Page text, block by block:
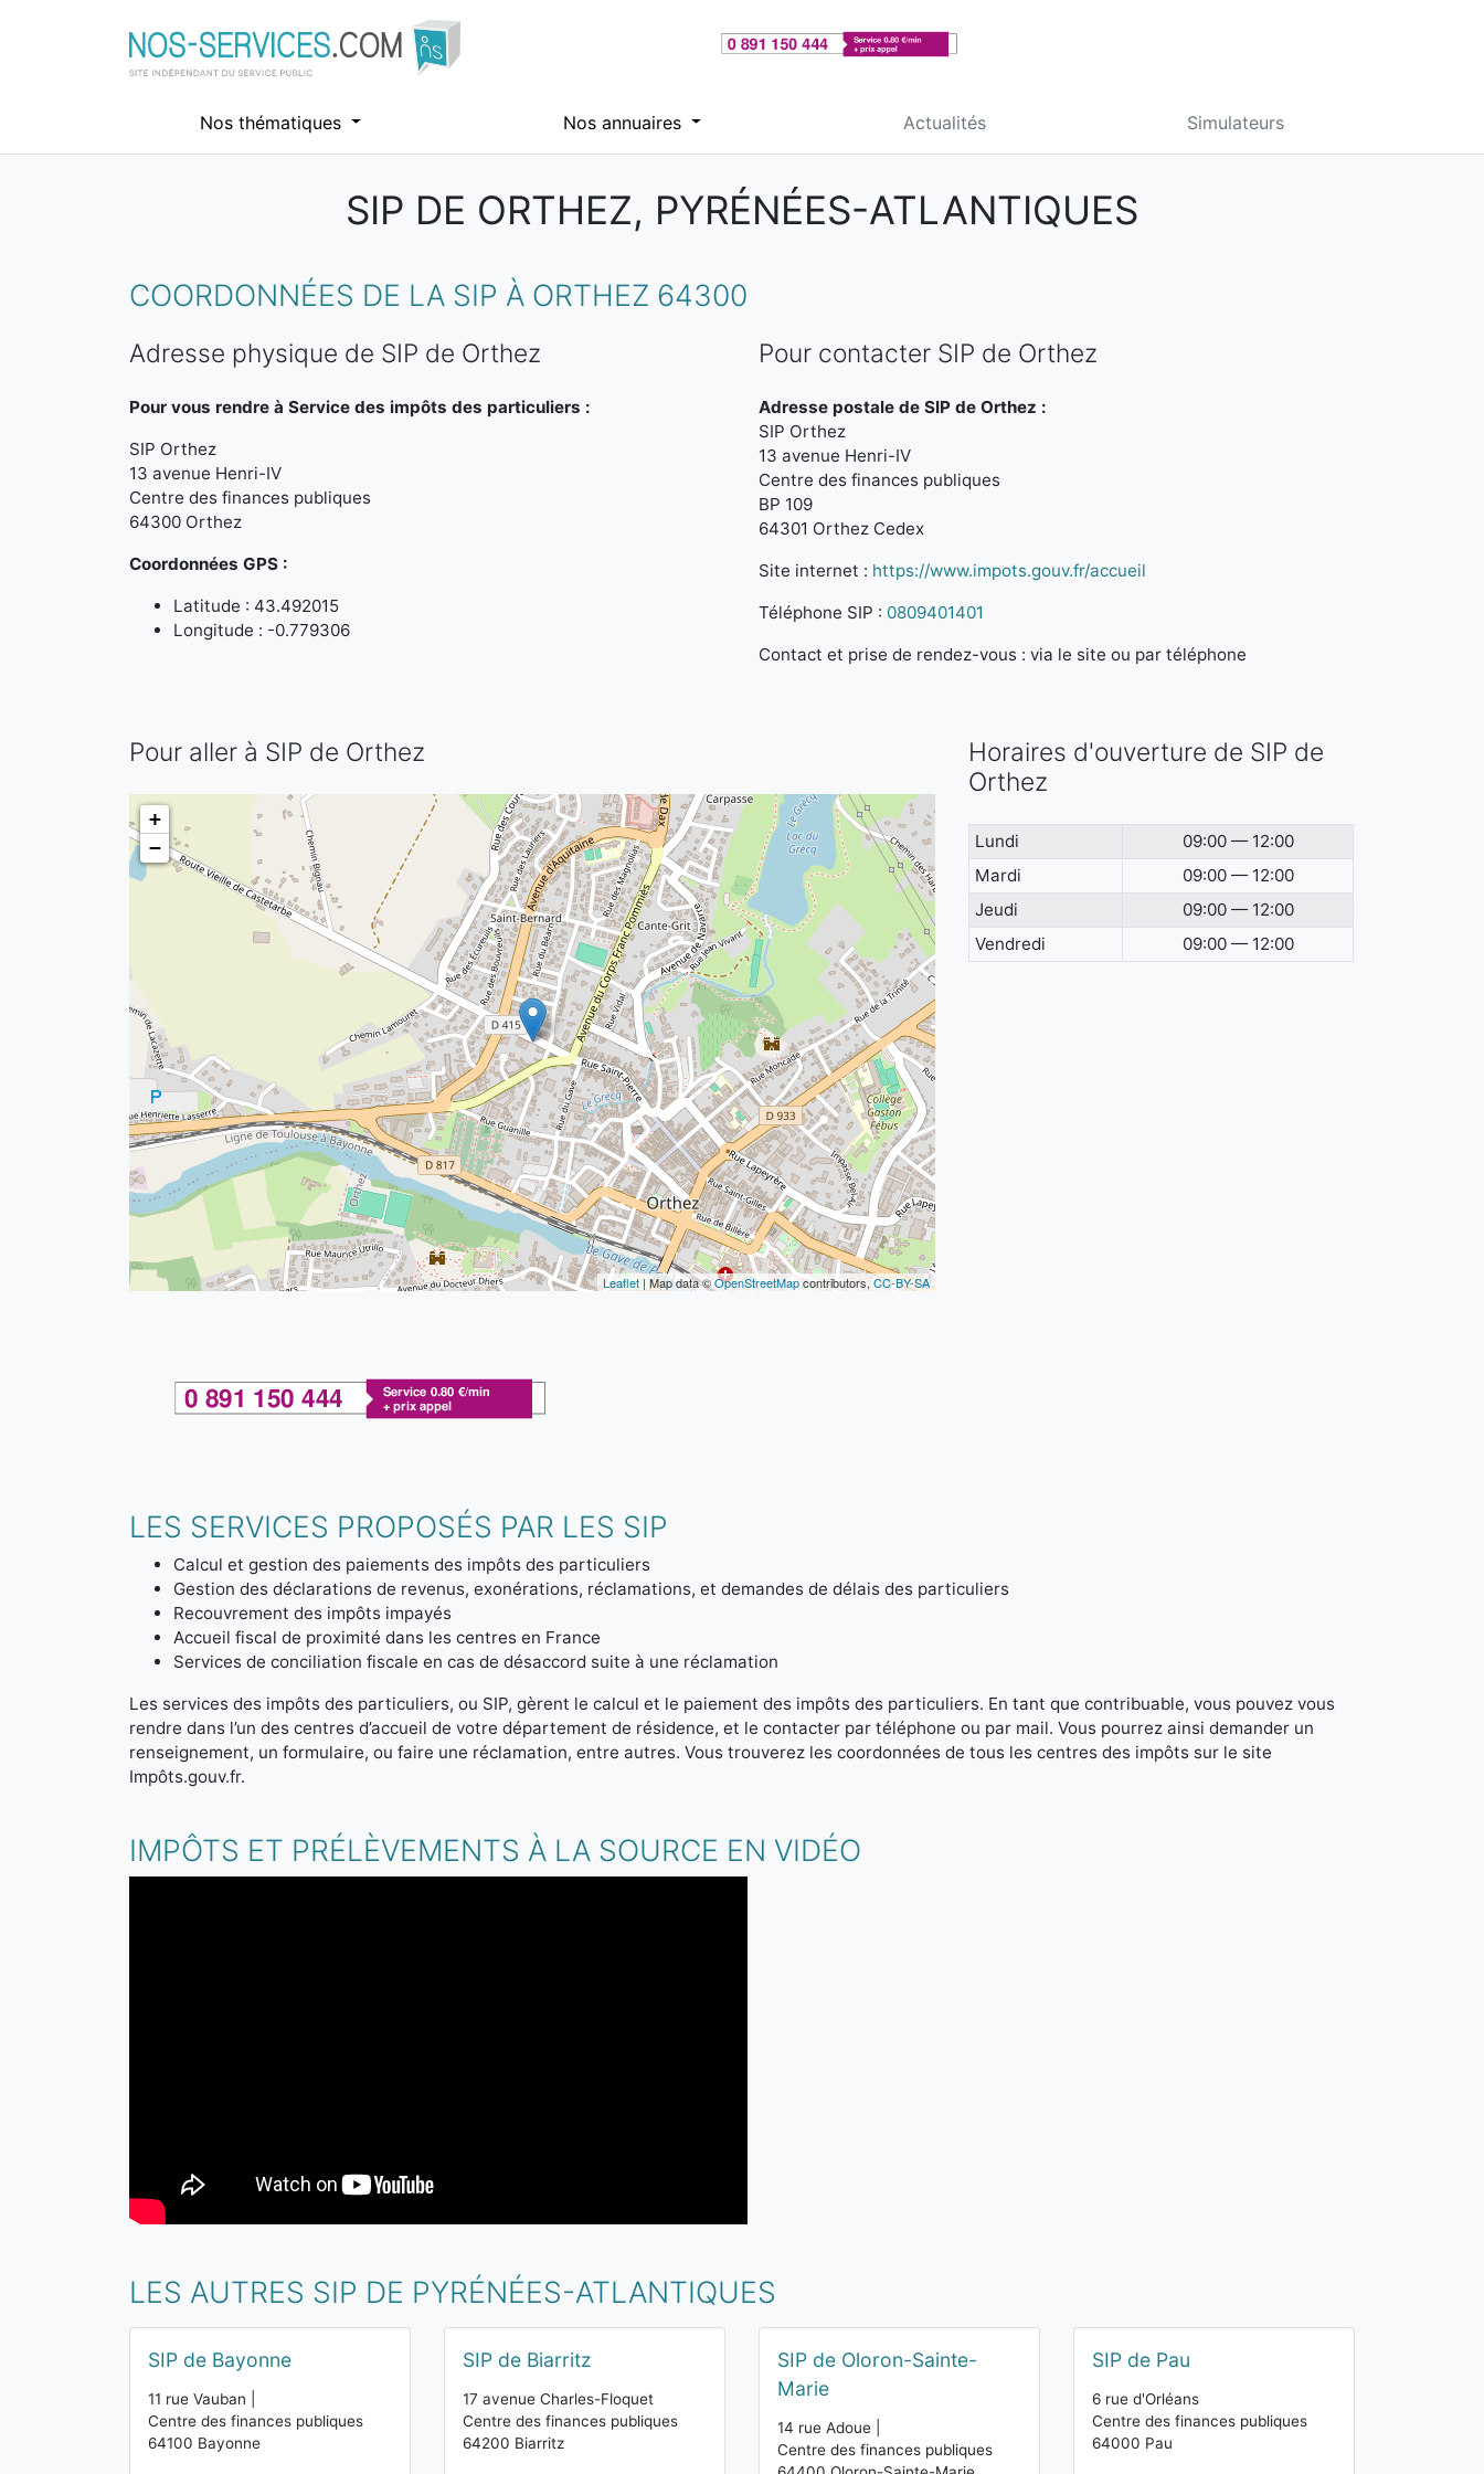
Nos thématiques Nos annuaires Actualités Simulateurs
SIP DE ORTHEZ, PYRÉNÉES-ATLANTIQUES
COORDONNÉES DE LA SIP À ORTHEZ 64300
Adresse physique de SIP de Orthez
Pour vous rendre à Service des impôts des particuliers :
SIP Orthez
13 avenue Henri-IV
Centre des finances publiques
64300 Orthez
Coordonnées GPS :
Latitude : 43.492015
Longitude : -0.779306
Pour contacter SIP de Orthez
Adresse postale de SIP de Orthez :
SIP Orthez
13 avenue Henri-IV
Centre des finances publiques
BP 109
64301 Orthez Cedex
Site internet : https://www.impots.gouv.fr/accueil
Téléphone SIP : 0809401401
Contact et prise de rendez-vous : via le site ou par téléphone
Pour aller à SIP de Orthez
+
−
Leaflet| Map data ©OpenStreetMapcontributors, CC-BY-SA
Horaires d'ouverture de SIP de
Orthez
Lundi
09:00 — 12:00
Mardi
09:00 — 12:00
Jeudi
09:00 — 12:00
Vendredi
09:00 — 12:00
LES SERVICES PROPOSÉS PAR LES SIP
Calcul et gestion des paiements des impôts des particuliers
Gestion des déclarations de revenus, exonérations, réclamations, et demandes de délais des particuliers
Recouvrement des impôts impayés
Accueil fiscal de proximité dans les centres en France
Services de conciliation fiscale en cas de désaccord suite à une réclamation
Les services des impôts des particuliers, ou SIP, gèrent le calcul et le paiement des impôts des particuliers. En tant que contribuable, vous pouvez vous
rendre dans l’un des centres d’accueil de votre département de résidence, et le contacter par téléphone ou par mail. Vous pourrez ainsi demander un
renseignement, un formulaire, ou faire une réclamation, entre autres. Vous trouverez les coordonnées de tous les centres des impôts sur le site
Impôts.gouv.fr.
IMPÔTS ET PRÉLÈVEMENTS À LA SOURCE EN VIDÉO
LES AUTRES SIP DE PYRÉNÉES-ATLANTIQUES
SIP de Bayonne
11 rue Vauban |
Centre des finances publiques
64100 Bayonne
SIP de Biarritz
17 avenue Charles-Floquet
Centre des finances publiques
64200 Biarritz
SIP de Oloron-Sainte-
Marie
14 rue Adoue |
Centre des finances publiques
SIP de Pau
6 rue d'Orléans
Centre des finances publiques
64000 Pau